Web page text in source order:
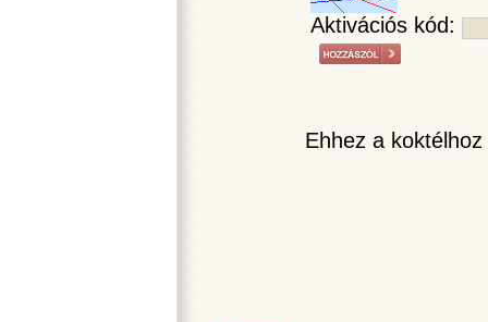
Aktivációs kód:
Ehhez a